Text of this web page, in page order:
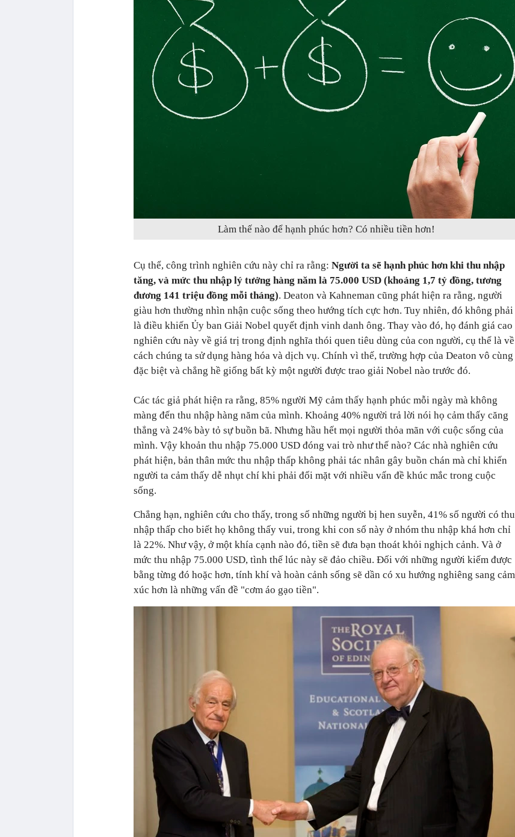
Làm thế nào để hạnh phúc hơn? Có nhiều tiền hơn!
Cụ thể, công trình nghiên cứu này chỉ ra rằng: Người ta sẽ hạnh phúc hơn khi thu nhập
tăng, và mức thu nhập lý tưởng hàng năm là 75.000 USD (khoảng 1,7 tỷ đồng, tương
đương 141 triệu đồng mỗi tháng). Deaton và Kahneman cũng phát hiện ra rằng, người
giàu hơn thường nhìn nhận cuộc sống theo hướng tích cực hơn. Tuy nhiên, đó không phải
là điều khiến Ủy ban Giải Nobel quyết định vinh danh ông. Thay vào đó, họ đánh giá cao
nghiên cứu này về giá trị trong định nghĩa thói quen tiêu dùng của con người, cụ thể là về
cách chúng ta sử dụng hàng hóa và dịch vụ. Chính vì thế, trường hợp của Deaton vô cùng
đặc biệt và chẳng hề giống bất kỳ một người được trao giải Nobel nào trước đó.
Các tác giả phát hiện ra rằng, 85% người Mỹ cảm thấy hạnh phúc mỗi ngày mà không
màng đến thu nhập hàng năm của mình. Khoảng 40% người trả lời nói họ cảm thấy căng
thẳng và 24% bày tỏ sự buồn bã. Nhưng hầu hết mọi người thỏa mãn với cuộc sống của
mình. Vậy khoản thu nhập 75.000 USD đóng vai trò như thế nào? Các nhà nghiên cứu
phát hiện, bản thân mức thu nhập thấp không phải tác nhân gây buồn chán mà chỉ khiến
người ta cảm thấy dễ nhụt chí khi phải đối mặt với nhiều vấn đề khúc mắc trong cuộc
sống.
Chẳng hạn, nghiên cứu cho thấy, trong số những người bị hen suyễn, 41% số người có thu
nhập thấp cho biết họ không thấy vui, trong khi con số này ở nhóm thu nhập khá hơn chỉ
là 22%. Như vậy, ở một khía cạnh nào đó, tiền sẽ đưa bạn thoát khỏi nghịch cảnh. Và ở
mức thu nhập 75.000 USD, tình thế lúc này sẽ đảo chiều. Đối với những người kiếm được
bằng từng đó hoặc hơn, tính khí và hoàn cảnh sống sẽ dần có xu hướng nghiêng sang cảm
xúc hơn là những vấn đề "cơm áo gạo tiền".